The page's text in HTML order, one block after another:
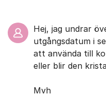
Hej, jag undrar
utgångsdatum i
att använda till
eller blir den
Mvh